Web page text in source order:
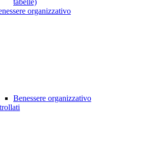
tabelle)
organizzativo
Benessere organizzativo